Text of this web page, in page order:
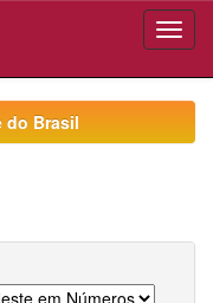
do Brasil